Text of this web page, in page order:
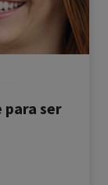
para ser